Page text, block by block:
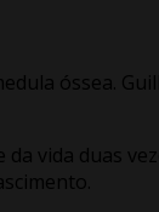
óssea.
vida duas